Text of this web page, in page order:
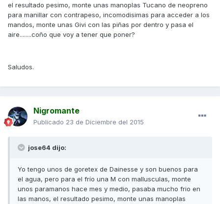
el resultado pesimo, monte unas manoplas Tucano de neopreno
para manillar con contrapeso, incomodisimas para acceder a los
mandos, monte unas Givi con las piñas por dentro y pasa el
aire........coño que voy a tener que poner?
Saludos.
Nigromante
Publicado 23 de Diciembre del 2015
jose64 dijo:
Yo tengo unos de goretex de Dainesse y son buenos para
el agua, pero para el frío una M con mallusculas, monte
unos paramanos hace mes y medio, pasaba mucho frio en
las manos, el resultado pesimo, monte unas manoplas